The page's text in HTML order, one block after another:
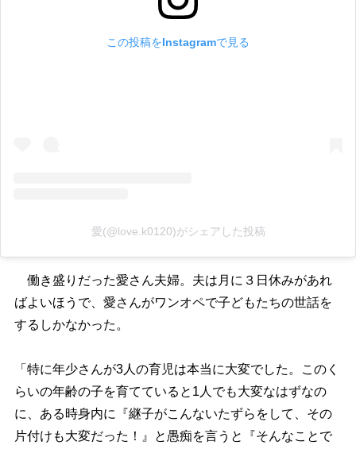
この投稿をInstagramで見る
愛(@love.k0120)がシェアした投稿
働き盛りだった愛さん夫婦。夫は月に３日休みがあれ
ばよいほうで、愛さんがワンオペで子どもたちの世話を
するしかなかった。
「特に年少さんが3人の育児は本当に大変でした。このく
らいの年齢の子を育てていると1人でも大変なはずなの
に、ある時身内に『継子がこんないたずらをして、その
片付けも大変だった！』と愚痴を言うと『そんなことで